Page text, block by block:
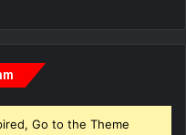
Go to the Theme